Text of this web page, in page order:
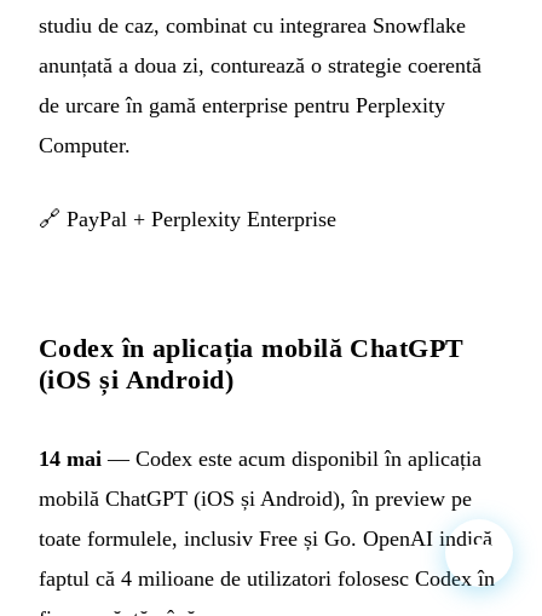
studiu de caz, combinat cu integrarea Snowflake
anunțată a doua zi, conturează o strategie coerentă
de urcare în gamă enterprise pentru Perplexity
Computer.
🔗 PayPal + Perplexity Enterprise
Codex în aplicația mobilă ChatGPT
(iOS și Android)
14 mai — Codex este acum disponibil în aplicația
mobilă ChatGPT (iOS și Android), în preview pe
toate formulele, inclusiv Free și Go. OpenAI indică
faptul că 4 milioane de utilizatori folosesc Codex în